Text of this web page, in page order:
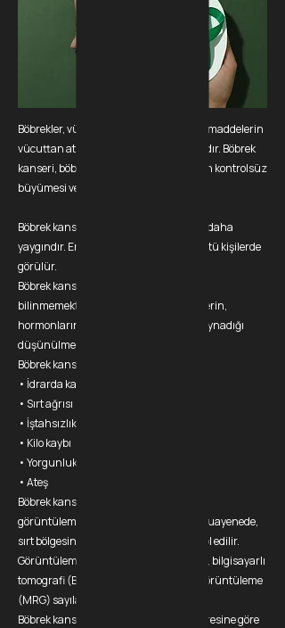
Böbrekler, vücudun kanını süzerek atık maddelerin
vücuttan atılmasını sağlayan iki organdır. Böbrek
kanseri, böbreklerde anormal hücrelerin kontrolsüz
büyümesi ve çoğalmasıdır.
Böbrek kanseri, erkeklerde kadınlardan daha
yaygındır. En yaygın olarak 50 yaş ve üstü kişilerde
görülür.
Böbrek kanserinin nedeni tam olarak
bilinmemektedir. Ancak, genetik faktörlerin,
hormonların ve çevresel faktörlerin rol oynadığı
düşünülmektedir.
Böbrek kanserinin belirtileri şunlardır:
• İdrarda kan görülmesi
• Sırt ağrısı
• İştahsızlık
• Kilo kaybı
• Yorgunluk
• Ateş
Böbrek kanseri tanısı, fizik muayene ve
görüntüleme testleri ile konulur. Fizik muayenede,
sırt bölgesinde ağrı olup olmadığı kontrol edilir.
Görüntüleme testleri arasında ultrason, bilgisayarlı
tomografi (BT) ve manyetik rezonans görüntüleme
(MRG) sayılabilir.
Böbrek kanserinin tedavisi, kanserin evresine göre